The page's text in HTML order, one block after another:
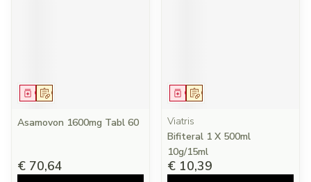
Op voorschrift
Geneesmiddel
Asamovon 1600mg Tabl 60
€ 70,64
Op voorschrift
Geneesmiddel
Viatris
Bifiteral 1 X 500ml
10g/15ml
€ 10,39